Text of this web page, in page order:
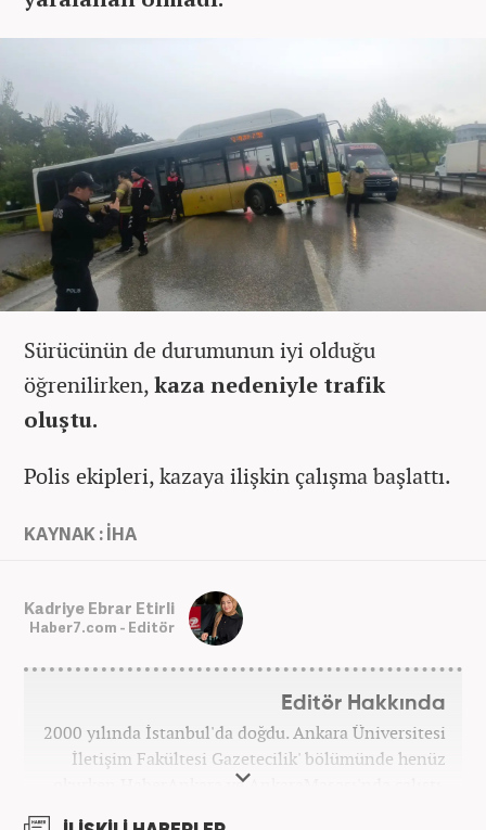
Sürücünün de durumunun iyi olduğu
öğrenilirken,kaza nedeniyle trafik
oluştu.
Polis ekipleri, kazaya ilişkin çalışma başlattı.
KAYNAK : İHA
Kadriye Ebrar Etirli
Haber7.com - Editör
Editör Hakkında
2000 yılında İstanbul'da doğdu. Ankara Üniversitesi
İletişim Fakültesi Gazetecilik' bölümünde henüz
okurken HaberAnkara ve AnkaraMasası'nda çalıştı.
2022 yılındaki mezuniyetinin ardından Beyaz TV'de